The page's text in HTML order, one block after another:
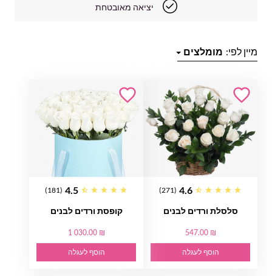
יציאה מאובטחת
מיין לפי: מומלצים
4.6
(271)
סלסלת ורדים לבנים
547.00 ₪
הוסף לעגלה
4.5
(181)
קופסת ורדים לבנים
1 030.00 ₪
הוסף לעגלה